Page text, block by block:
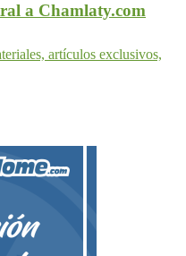
a Chamlaty.com
artículos exclusivos,